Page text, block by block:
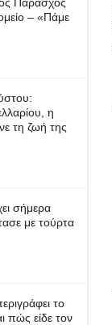
– «Πάμε
η
τη ζωή της
σήμερα
με τούρτα
το
πώς είδε τον